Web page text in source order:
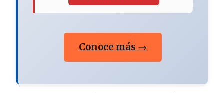
Conoce más →